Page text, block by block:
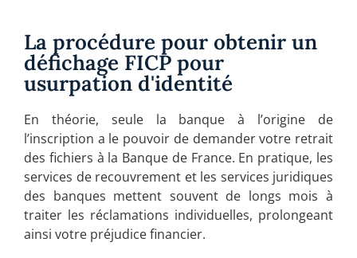
La procédure pour obtenir un
défichage FICP pour
usurpation d'identité
En théorie, seule la banque à l’origine de
l’inscription a le pouvoir de demander votre retrait
des fichiers à la Banque de France. En pratique, les
services de recouvrement et les services juridiques
des banques mettent souvent de longs mois à
traiter les réclamations individuelles, prolongeant
ainsi votre préjudice financier.